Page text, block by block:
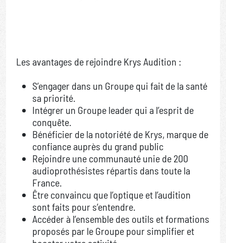
Les avantages de rejoindre Krys Audition :
S’engager dans un Groupe qui fait de la santé
sa priorité.
Intégrer un Groupe leader qui a l’esprit de
conquête.
Bénéficier de la notoriété de Krys, marque de
confiance auprès du grand public
Rejoindre une communauté unie de 200
audioprothésistes répartis dans toute la
France.
Être convaincu que l’optique et l’audition
sont faits pour s’entendre.
Accéder à l’ensemble des outils et formations
proposés par le Groupe pour simplifier et